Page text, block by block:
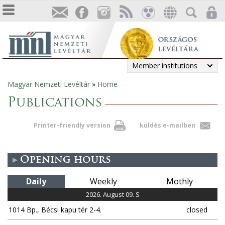
Member institutions
You
are
Magyar Nemzeti Levéltár » Home
Publications
Printer-friendly version küldés e-mailben
Opening hours
Daily Weekly Mothly
2026. August 09. S
1014 Bp., Bécsi kapu tér 2-4.
closed